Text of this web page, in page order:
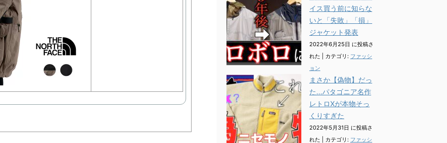
イス買う前に知らな
いと「失敗」「損」
ジャケット発表
2022年6月25日 に投稿さ
れた
カテゴリ: ファッシ
ョン
まさか【偽物】だっ
た...パタゴニア名作
レトロXが本物そっ
くりすぎた
2022年5月31日 に投稿さ
れた
カテゴリ: ファッシ